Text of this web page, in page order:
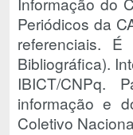
Periódicos da
referenciais.
Bibliográfica).
IBICT/CNPq.
informação e
Coletivo